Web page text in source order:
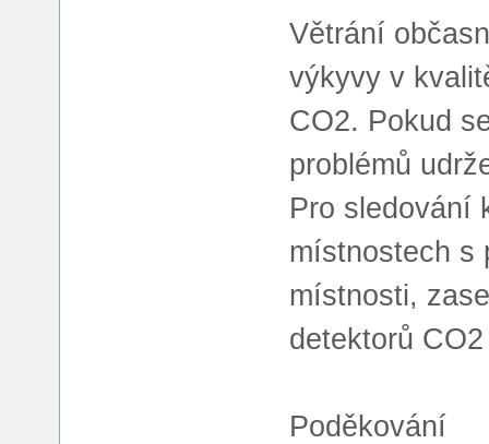
Větrání
výkyvy v
CO2. Pokud
problémů
Pro sledování
místnostech s
místnosti,
detektorů
Poděkování